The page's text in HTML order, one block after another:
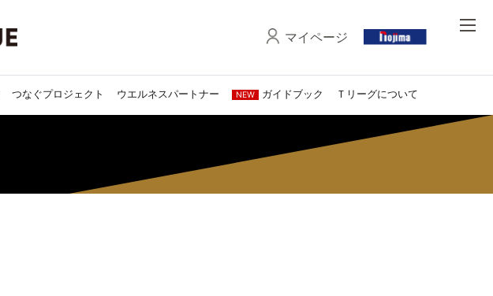
マイページ
つなぐプロジェクト ウエルネスパートナー NEW ガイドブック Ｔリーグについて